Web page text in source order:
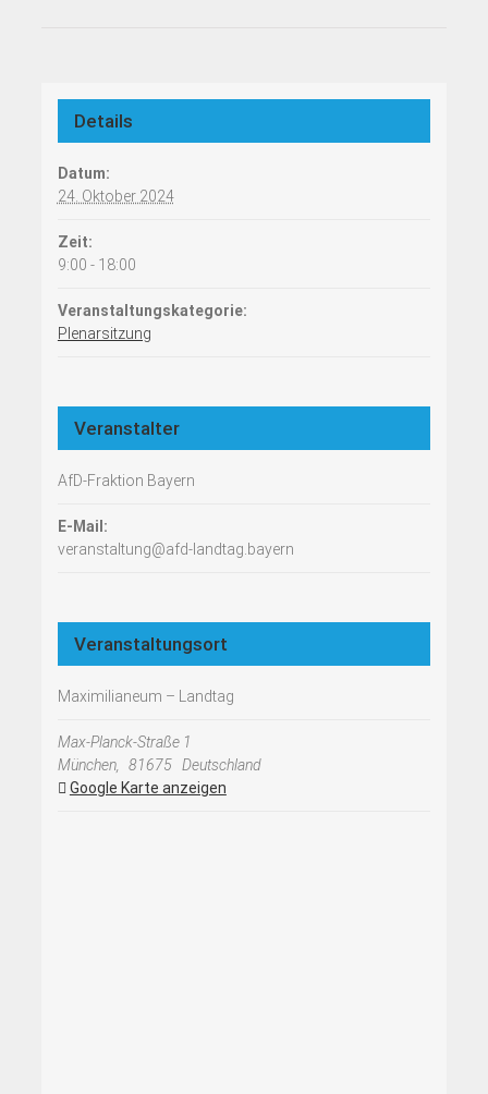
Details
Datum:
24. Oktober 2024
Zeit:
9:00 - 18:00
Veranstaltungskategorie:
Plenarsitzung
Veranstalter
AfD-Fraktion Bayern
E-Mail:
veranstaltung@afd-landtag.bayern
Veranstaltungsort
Maximilianeum – Landtag
Max-Planck-Straße 1
München, 81675 Deutschland
Google Karte anzeigen